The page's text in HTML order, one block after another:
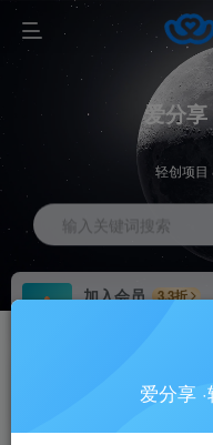
爱分
轻创项目
输入关键词搜索
加入会员
3.3折
推广返佣高达70%
爱分享